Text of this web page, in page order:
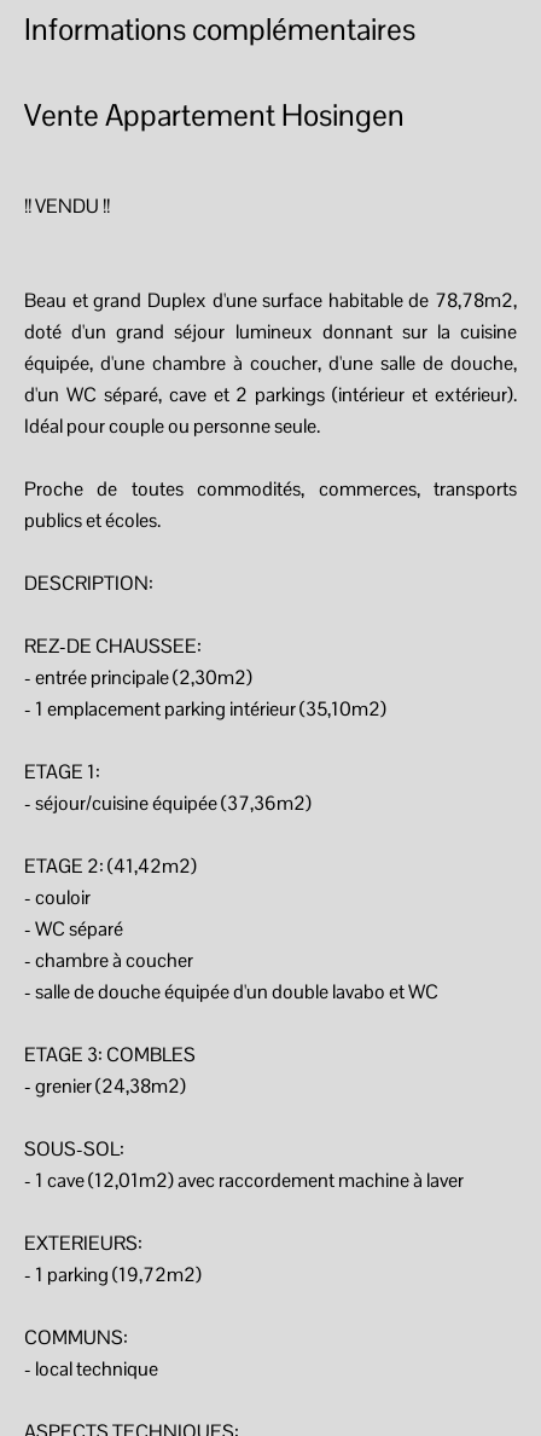
Informations complémentaires
Vente Appartement Hosingen
!! VENDU !!
Beau et grand Duplex d'une surface habitable de 78,78m2,
doté d'un grand séjour lumineux donnant sur la cuisine
équipée, d'une chambre à coucher, d'une salle de douche,
d'un WC séparé, cave et 2 parkings (intérieur et extérieur).
Idéal pour couple ou personne seule.
Proche de toutes commodités, commerces, transports
publics et écoles.
DESCRIPTION:
REZ-DE CHAUSSEE:
- entrée principale (2,30m2)
- 1 emplacement parking intérieur (35,10m2)
ETAGE 1:
- séjour/cuisine équipée (37,36m2)
ETAGE 2: (41,42m2)
- couloir
- WC séparé
- chambre à coucher
- salle de douche équipée d'un double lavabo et WC
ETAGE 3: COMBLES
- grenier (24,38m2)
SOUS-SOL:
- 1 cave (12,01m2) avec raccordement machine à laver
EXTERIEURS:
- 1 parking (19,72m2)
COMMUNS:
- local technique